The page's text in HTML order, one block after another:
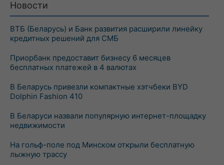
Новости
ВТБ (Беларусь) и Банк развития расширили линейку
кредитных решений для СМБ
Приорбанк предоставит бизнесу 6 месяцев
бесплатных платежей в 4 валютах
В Беларусь привезли компактные хэтчбеки BYD
Dolphin Fashion 410
В Беларуси назвали популярную интернет-площадку
недвижимости
На гольф-поле под Минском открыли бесплатную
лыжную трассу